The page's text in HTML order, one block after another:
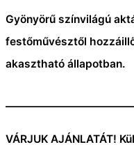
Gyönyörű színvilágú
festőművésztől
akasztható állapotban.
VÁRJUK AJÁNLATÁT!